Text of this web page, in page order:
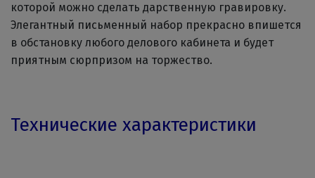
которой можно сделать дарственную гравировку.
Элегантный письменный набор прекрасно впишется
в обстановку любого делового кабинета и будет
приятным сюрпризом на торжество.
Технические характеристики